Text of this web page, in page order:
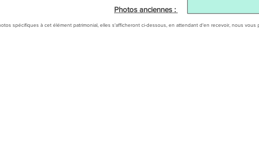
Photos anciennes :
spécifiques à cet élément patrimonial, elles s'afficheront ci-dessous, en attendant d'en recevoir, nous